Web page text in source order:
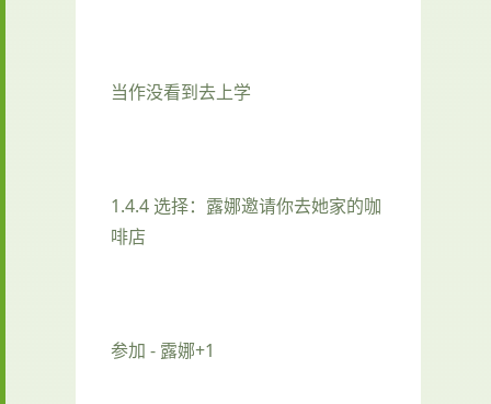
当作没看到去上学
1.4.4 选择：露娜邀请你去她家的咖
啡店
参加 - 露娜+1